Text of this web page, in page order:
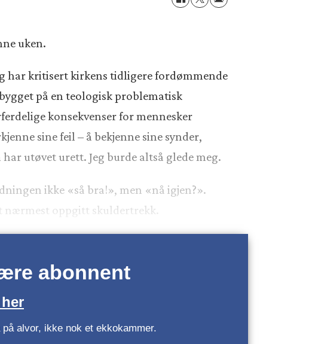
uken.
har kritisert kirkens tidligere fordømmende
på en teologisk problematisk
konsekvenser for mennesker
sine feil – å bekjenne sine synder,
utøvet urett. Jeg burde altså glede meg.
ikke «så bra!», men «nå igjen?».
nærmest oppgitt skuldertrekk.
abonnent
alvor, ikke nok et ekkokammer.